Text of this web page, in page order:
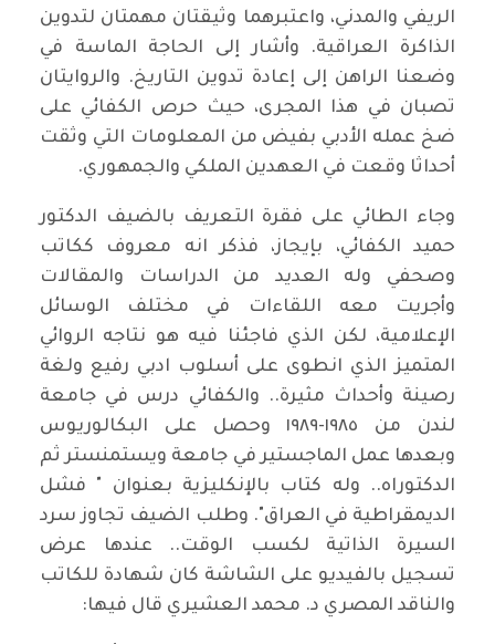
الريفي والمدني، واعتبرهما وثيقتان مهمتان لتدوين
الذاكرة العراقية. وأشار إلى الحاجة الماسة في
وضعنا الراهن إلى إعادة تدوين التاريخ. والروايتان
تصبان في هذا المجرى، حيث حرص الكفائي على
ضخ عمله الأدبي بفيض من المعلومات التي وثقت
أحداثا وقعت في العهدين الملكي والجمهوري.
وجاء الطائي على فقرة التعريف بالضيف الدكتور
حميد الكفائي، بإيجاز، فذكر انه معروف ككاتب
وصحفي وله العديد من الدراسات والمقالات
وأجريت معه اللقاءات في مختلف الوسائل
الإعلامية، لكن الذي فاجئنا فيه هو نتاجه الروائي
المتميز الذي انطوى على أسلوب ادبي رفيع ولغة
رصينة وأحداث مثيرة.. والكفائي درس في جامعة
لندن من ١٩٨٥-١٩٨٩ وحصل على البكالوريوس
وبعدها عمل الماجستير في جامعة ويستمنستر ثم
الدكتوراه.. وله كتاب بالإنكليزية بعنوان " فشل
الديمقراطية في العراق". وطلب الضيف تجاوز سرد
السيرة الذاتية لكسب الوقت.. عندها عرض
تسجيل بالفيديو على الشاشة كان شهادة للكاتب
والناقد المصري د. محمد العشيري قال فيها: